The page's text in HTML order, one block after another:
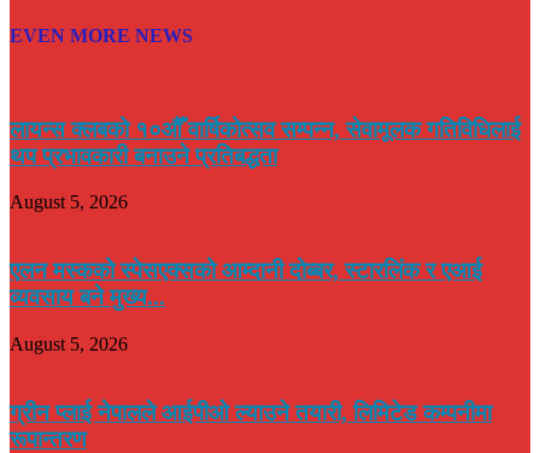
EVEN MORE NEWS
लायन्स क्लबको १०औँ वार्षिकोत्सव सम्पन्न, सेवामूलक गतिविधिलाई
थप प्रभावकारी बनाउने प्रतिबद्धता
August 5, 2026
एलन मस्कको स्पेसएक्सको आम्दानी दोब्बर, स्टारलिंक र एआई
व्यवसाय बने मुख्य...
August 5, 2026
ग्रीन प्लाई नेपालले आईपीओ ल्याउने तयारी, लिमिटेड कम्पनीमा
रूपान्तरण